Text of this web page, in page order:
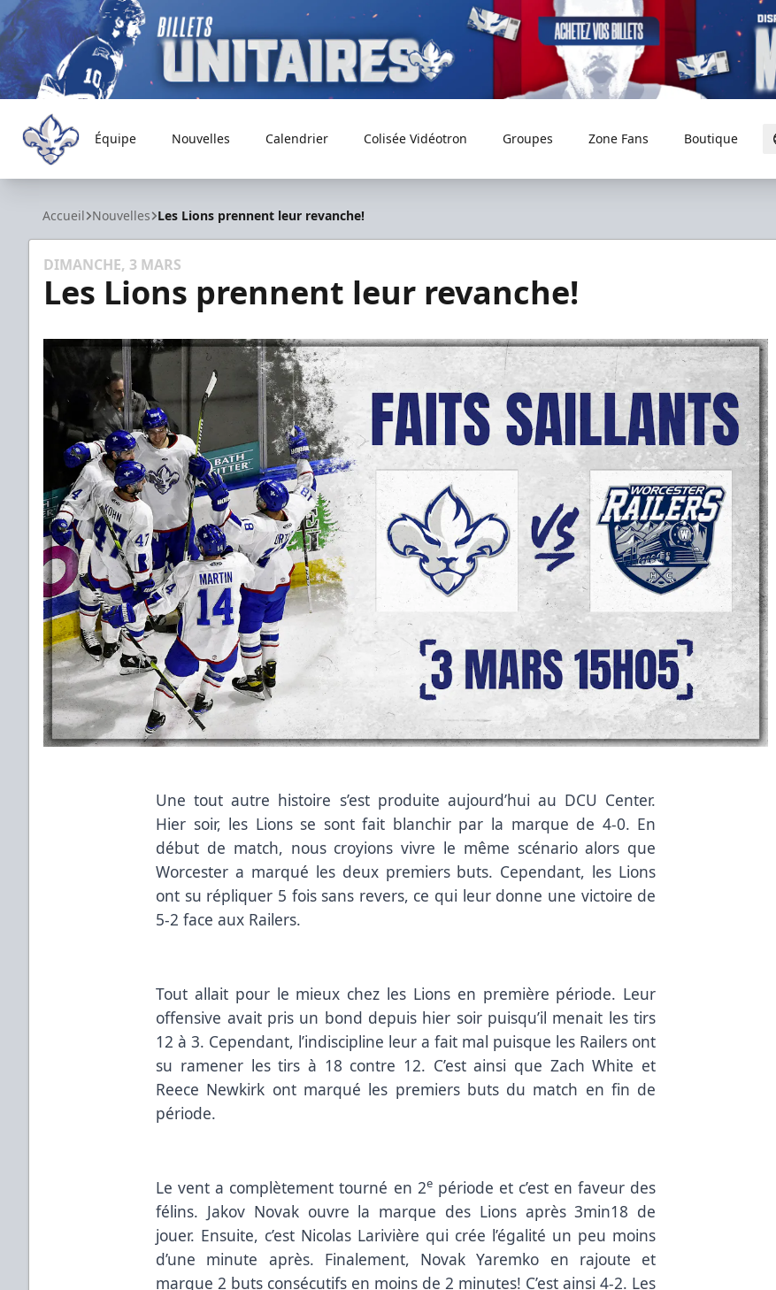
Trois-Rivières Lions
Équipe Nouvelles Calendrier Colisée Vidéotron Groupes Zone Fans Boutique
Accueil Nouvelles Les Lions prennent leur revanche!
DIMANCHE, 3 MARS
Les Lions prennent leur revanche!
Une tout autre histoire s’est produite aujourd’hui au DCU Center.
Hier soir, les Lions se sont fait blanchir par la marque de 4-0. En
début de match, nous croyions vivre le même scénario alors que
Worcester a marqué les deux premiers buts. Cependant, les Lions
ont su répliquer 5 fois sans revers, ce qui leur donne une victoire de
5-2 face aux Railers.
Tout allait pour le mieux chez les Lions en première période. Leur
offensive avait pris un bond depuis hier soir puisqu’il menait les tirs
12 à 3. Cependant, l’indiscipline leur a fait mal puisque les Railers ont
su ramener les tirs à 18 contre 12. C’est ainsi que Zach White et
Reece Newkirk ont marqué les premiers buts du match en fin de
période.
Le vent a complètement tourné en 2epériode et c’est en faveur des
félins. Jakov Novak ouvre la marque des Lions après 3min18 de
jouer. Ensuite, c’est Nicolas Larivière qui crée l’égalité un peu moins
d’une minute après. Finalement, Novak Yaremko en rajoute et
marque 2 buts consécutifs en moins de 2 minutes! C’est ainsi 4-2. Les